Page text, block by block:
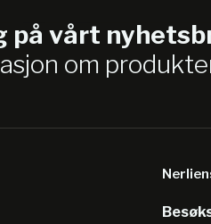
på vårt
om